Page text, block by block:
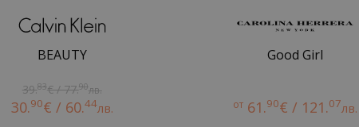
BEAUTY
39.83€ / 77.90лв.
30.90€ / 60.44лв.
Good Girl
от 61.90€ / 121.07лв.